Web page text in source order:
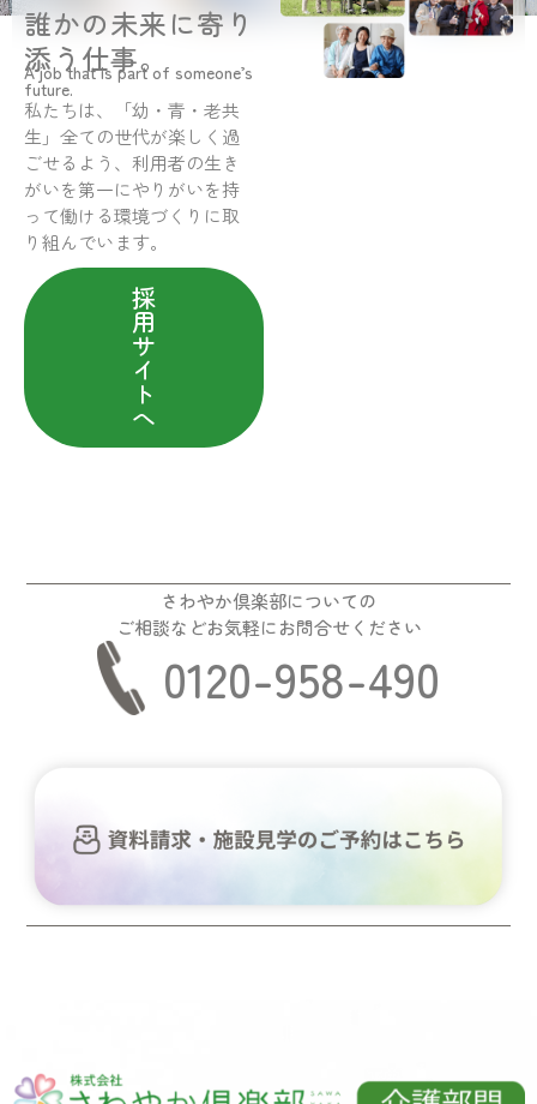
誰かの未来に寄り
添う仕事。
A job that is part of someone’s
future.
私たちは、「幼・青・老共
生」全ての世代が楽しく過
ごせるよう、利用者の生き
がいを第一にやりがいを持
って働ける環境づくりに取
り組んでいます。
採
用
サ
イ
ト
へ
さわやか倶楽部についての
ご相談などお気軽にお問合せください
0120-958-490